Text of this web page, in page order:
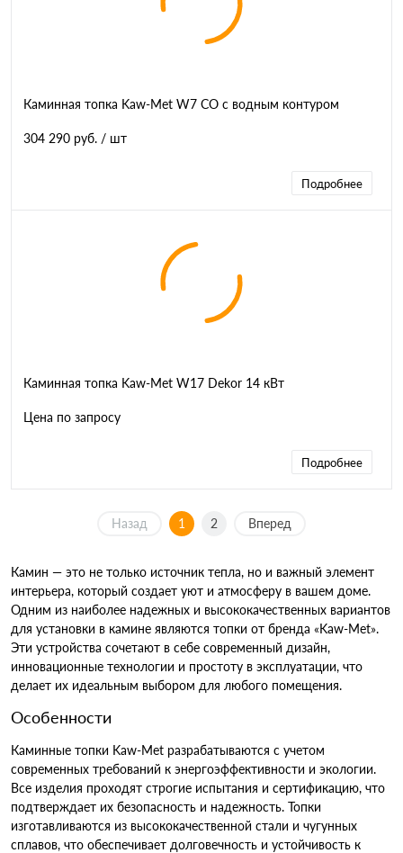
Каминная топка Kaw-Met W7 CO с водным контуром
304 290 руб. / шт
Подробнее
Каминная топка Kaw-Met W17 Dekor 14 кВт
Цена по запросу
Подробнее
Назад 1 2 Вперед
Камин — это не только источник тепла, но и важный элемент
интерьера, который создает уют и атмосферу в вашем доме.
Одним из наиболее надежных и высококачественных вариантов
для установки в камине являются топки от бренда «Kaw-Met».
Эти устройства сочетают в себе современный дизайн,
инновационные технологии и простоту в эксплуатации, что
делает их идеальным выбором для любого помещения.
Особенности
Каминные топки Kaw-Met разрабатываются с учетом
современных требований к энергоэффективности и экологии.
Все изделия проходят строгие испытания и сертификацию, что
подтверждает их безопасность и надежность. Топки
изготавливаются из высококачественной стали и чугунных
сплавов, что обеспечивает долговечность и устойчивость к